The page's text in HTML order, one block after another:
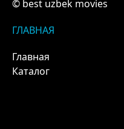
© best uzbek movies
ГЛАВНАЯ
Главная
Каталог